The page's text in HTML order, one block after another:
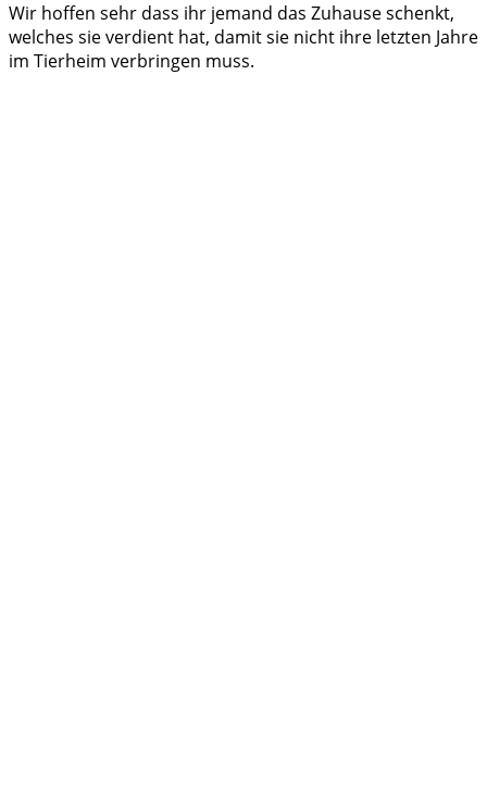
Wir hoffen sehr dass ihr jemand das Zuhause schenkt,
welches sie verdient hat, damit sie nicht ihre letzten Jahre
im Tierheim verbringen muss.